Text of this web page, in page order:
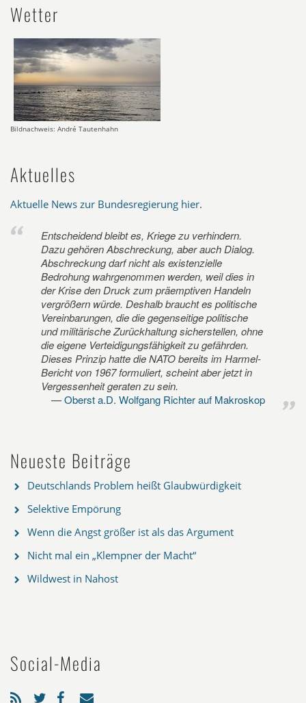
Wetter
Bildnachweis: André Tautenhahn
Aktuelles
Aktuelle News zur Bundesregierung hier.
Entscheidend bleibt es, Kriege zu verhindern.
Dazu gehören Abschreckung, aber auch Dialog.
Abschreckung darf nicht als existenzielle
Bedrohung wahrgenommen werden, weil dies in
der Krise den Druck zum präemptiven Handeln
vergrößern würde. Deshalb braucht es politische
Vereinbarungen, die die gegenseitige politische
und militärische Zurückhaltung sicherstellen, ohne
die eigene Verteidigungsfähigkeit zu gefährden.
Dieses Prinzip hatte die NATO bereits im Harmel-
Bericht von 1967 formuliert, scheint aber jetzt in
Vergessenheit geraten zu sein.
Oberst a.D. Wolfgang Richter auf Makroskop
Neueste Beiträge
Deutschlands Problem heißt Glaubwürdigkeit
Selektive Empörung
Wenn die Angst größer ist als das Argument
Nicht mal ein „Klempner der Macht“
Wildwest in Nahost
Social-Media